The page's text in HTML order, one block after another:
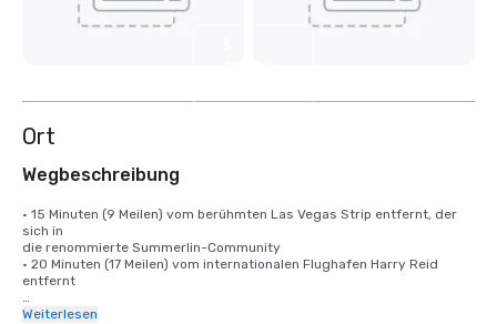
Ort
Wegbeschreibung
• 15 Minuten (9 Meilen) vom berühmten Las Vegas Strip entfernt, der
sich in
die renommierte Summerlin-Community
• 20 Minuten (17 Meilen) vom internationalen Flughafen Harry Reid
entfernt
Ein Reiseziel, das die Besucherzahlen gegenüber anderen Reisezielen
Weiterlesen